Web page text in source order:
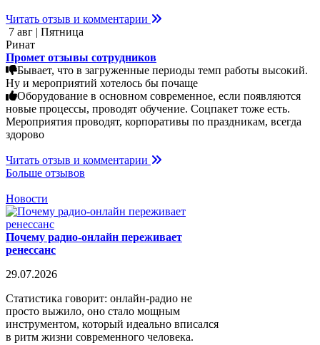
Читать отзыв и комментарии
7 авг | Пятница
Ринат
Промет отзывы сотрудников
Бывает, что в загруженные периоды темп работы высокий.
Ну и мероприятий хотелось бы почаще
Оборудование в основном современное, если появляются
новые процессы, проводят обучение. Соцпакет тоже есть.
Мероприятия проводят, корпоративы по праздникам, всегда
здорово
Читать отзыв и комментарии
Больше отзывов
Новости
Почему радио-онлайн переживает
ренессанс
29.07.2026
Статистика говорит: онлайн-радио не
просто выжило, оно стало мощным
инструментом, который идеально вписался
в ритм жизни современного человека.